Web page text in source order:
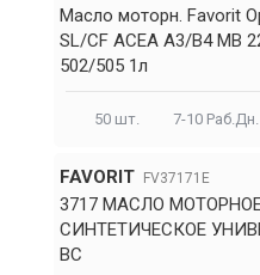
Масло моторн. Favorit
SL/CF ACEA A3/B4 MB
502/505 1л
50 шт. 7-10 Раб.Дн.
FAVORIT FV37171E
3717 МАСЛО
СИНТЕТИЧЕСКОЕ
ВС